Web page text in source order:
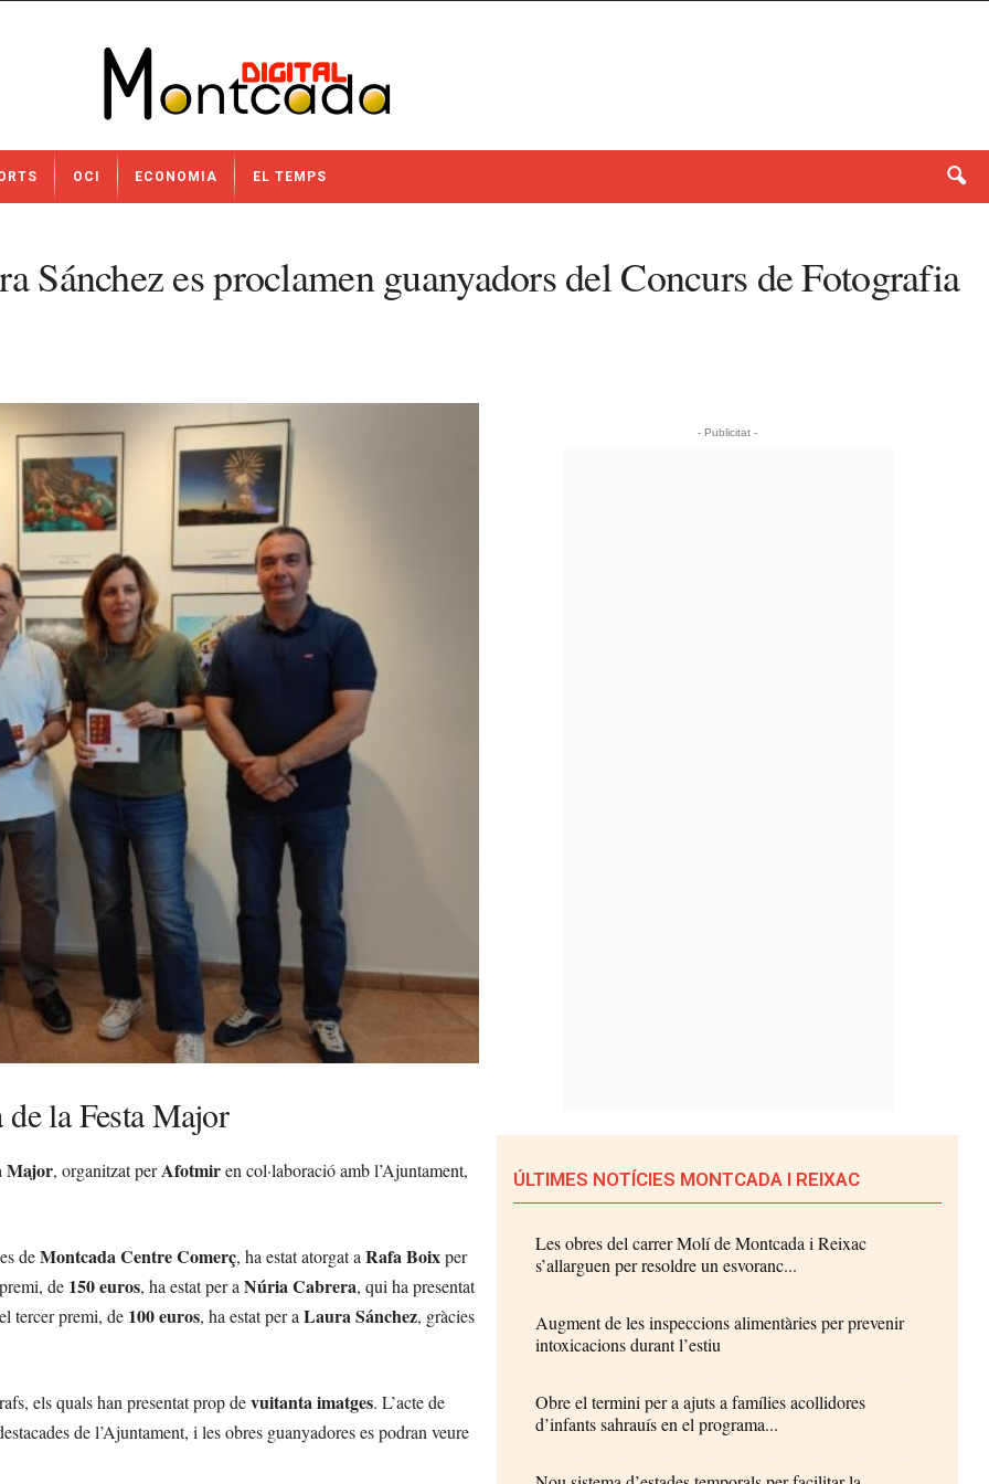
OCI ECONOMIA EL TEMPS
Sánchez es proclamen guanyadors del Concurs de Fotografia
la Festa Major
Major, organitzat perAfotmiren col·laboració amb l’Ajuntament,
deMontcada Centre Comerç, ha estat atorgat aRafa Boixper
de 150 euros, ha estat per aNúria Cabrera, qui ha presentat
tercer premi, de 100 euros, ha estat per aLaura Sánchez, gràcies
els quals han presentat prop devuitanta imatges. L’acte de
de l’Ajuntament, i les obres guanyadores es podran veure
- Publicitat -
ÚLTIMES NOTÍCIES MONTCADA I REIXAC
Les obres del carrer Molí de Montcada i Reixac
s’allarguen per resoldre un esvoranc...
Augment de les inspeccions alimentàries per prevenir
intoxicacions durant l’estiu
Obre el termini per a ajuts a famílies acollidores
d’infants sahrauís en el programa...